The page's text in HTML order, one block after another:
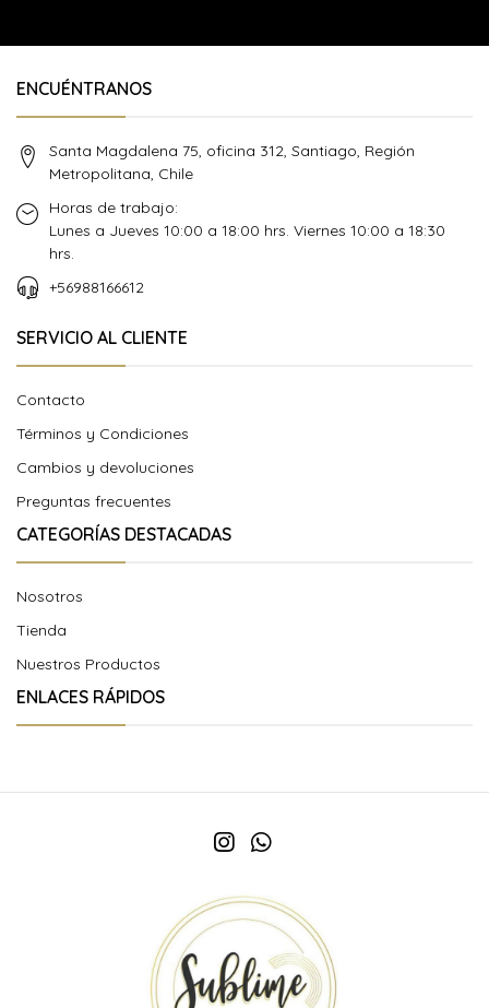
ENCUÉNTRANOS
Santa Magdalena 75, oficina 312, Santiago, Región
Metropolitana, Chile
Horas de trabajo:
Lunes a Jueves 10:00 a 18:00 hrs. Viernes 10:00 a 18:30
hrs.
+56988166612
SERVICIO AL CLIENTE
Contacto
Términos y Condiciones
Cambios y devoluciones
Preguntas frecuentes
CATEGORÍAS DESTACADAS
Nosotros
Tienda
Nuestros Productos
ENLACES RÁPIDOS